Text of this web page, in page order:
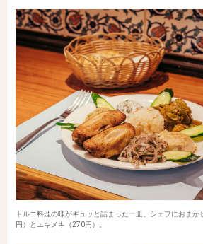
トルコ料理の味がギュッと詰まった一皿、シェフにおま
円）とエキメキ（270円）。